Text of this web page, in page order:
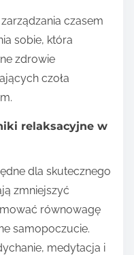
czasem
sobie, która
zdrowie
czoła
relaksacyjne w
dla skutecznego
zmniejszyć
równowagę
samopoczucie.
medytacja i